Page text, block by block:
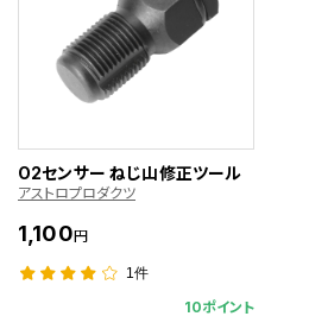
O2センサー ねじ山修正ツール
アストロプロダクツ
1,100円
1件
10ポイント